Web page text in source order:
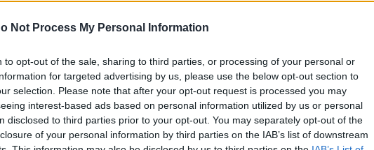
Not Process My Personal Information
to opt-out of the sale, sharing to third parties, or processing of your personal or
for targeted advertising by us, please use the below opt-out section to
selection. Please note that after your opt-out request is processed you may
interest-based ads based on personal information utilized by us or personal
disclosed to third parties prior to your opt-out. You may separately opt-out of the
of your personal information by third parties on the IAB’s list of downstream
scelto Sliskovic. Mi sono innamorato del Pescara
incredibile che giocava un calcio champagne”. Già
microfoni parlò del Pescara. Ecco il video